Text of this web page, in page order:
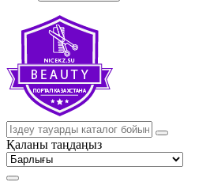
Қаланы таңдаңыз